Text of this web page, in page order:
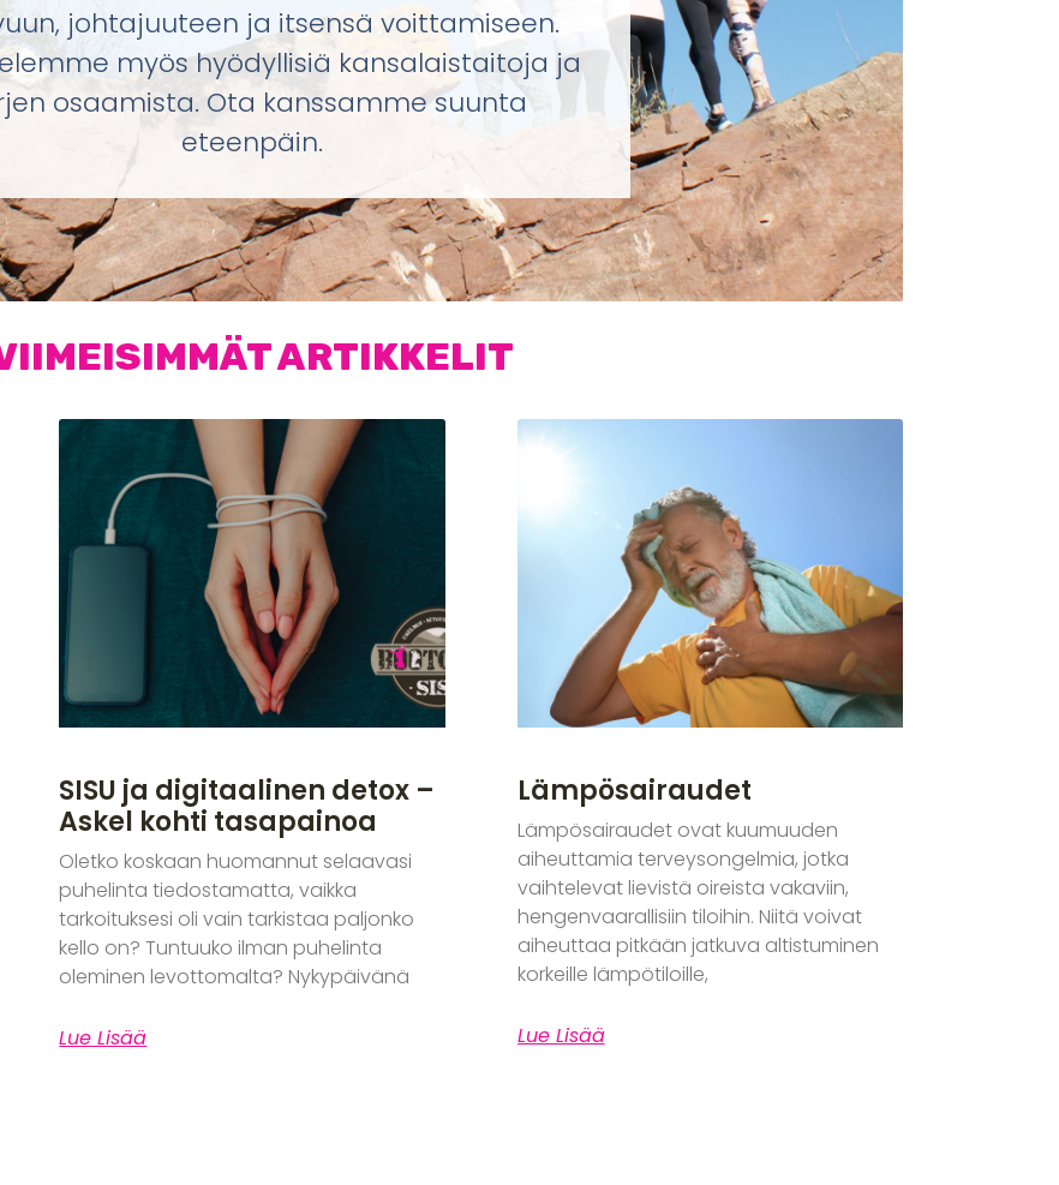
johtajuuteen ja itsensä voittamiseen.
myös hyödyllisiä kansalaistaitoja ja
osaamista. Ota kanssamme suunta
eteenpäin.
ARTIKKELIT
SISU ja digitaalinen detox –
Askel kohti tasapainoa
Oletko koskaan huomannut selaavasi
puhelinta tiedostamatta, vaikka
tarkoituksesi oli vain tarkistaa paljonko
kello on? Tuntuuko ilman puhelinta
oleminen levottomalta? Nykypäivänä
Lue Lisää
Lämpösairaudet
Lämpösairaudet ovat kuumuuden
aiheuttamia terveysongelmia, jotka
vaihtelevat lievistä oireista vakaviin,
hengenvaarallisiin tiloihin. Niitä voivat
aiheuttaa pitkään jatkuva altistuminen
korkeille lämpötiloille,
Lue Lisää